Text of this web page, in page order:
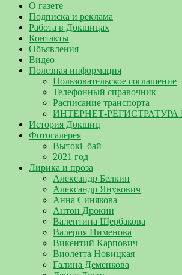
О газете
Подписка и реклама
Работа в Докшицах
Контакты
Объявления
Видео
Полезная информация
Пользовательское соглашение
Телефонный справочник
Расписание транспорта
ИНТЕРНЕТ-РЕГИСТРАТУРА
История Докшиц
Фотогалерея
Вытокі_бай
2021 год
Лирика и проза
Александр Белкин
Александр Янукович
Анна Синякова
Антон Дрокин
Валентина Щербакова
Валерия Пименова
Викентий Карпович
Виолетта Новицкая
Галина Деменкова